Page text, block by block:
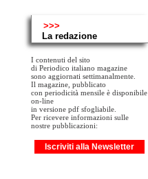
>>>
La redazione
I contenuti del sito
di Periodico italiano magazine
sono aggiornati settimanalmente.
Il magazine, pubblicato
con periodicità mensile è disponibile
on-line
in versione pdf sfogliabile.
Per ricevere informazioni sulle
nostre pubblicazioni:
Iscriviti alla Newsletter